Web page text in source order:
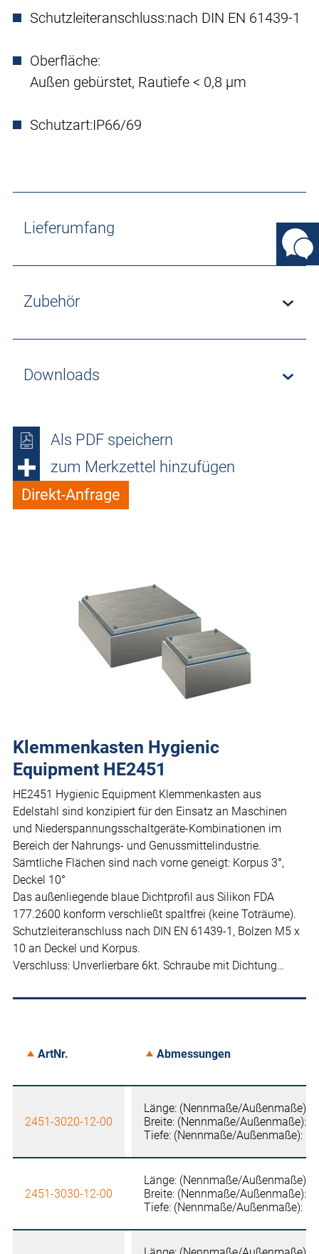
Schutzleiteranschluss:nach DIN EN 61439-1
Oberfläche:
Außen gebürstet, Rautiefe < 0,8 µm
Schutzart:IP66/69
Lieferumfang
Zubehör
Downloads
Als PDF speichern
zum Merkzettel hinzufügen
Direkt-Anfrage
Klemmenkasten Hygienic
Equipment HE2451
HE2451 Hygienic Equipment Klemmenkasten aus
Edelstahl sind konzipiert für den Einsatz an Maschinen
und Niederspannungsschaltgeräte-Kombinationen im
Bereich der Nahrungs- und Genussmittelindustrie.
Sämtliche Flächen sind nach vorne geneigt: Korpus 3°,
Deckel 10°
Das außenliegende blaue Dichtprofil aus Silikon FDA
177.2600 konform verschließt spaltfrei (keine Toträume).
Schutzleiteranschluss nach DIN EN 61439-1, Bolzen M5 x
10 an Deckel und Korpus.
Verschluss: Unverlierbare 6kt. Schraube mit Dichtung…
ArtNr. Abmessungen
2451-3020-12-00
Länge: (Nennmaße/Außenmaße):
Breite: (Nennmaße/Außenmaße):
Tiefe: (Nennmaße/Außenmaße):
2451-3030-12-00
Länge: (Nennmaße/Außenmaße):
Breite: (Nennmaße/Außenmaße):
Tiefe: (Nennmaße/Außenmaße):